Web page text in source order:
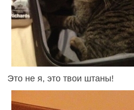
Это не я, это твои штаны!